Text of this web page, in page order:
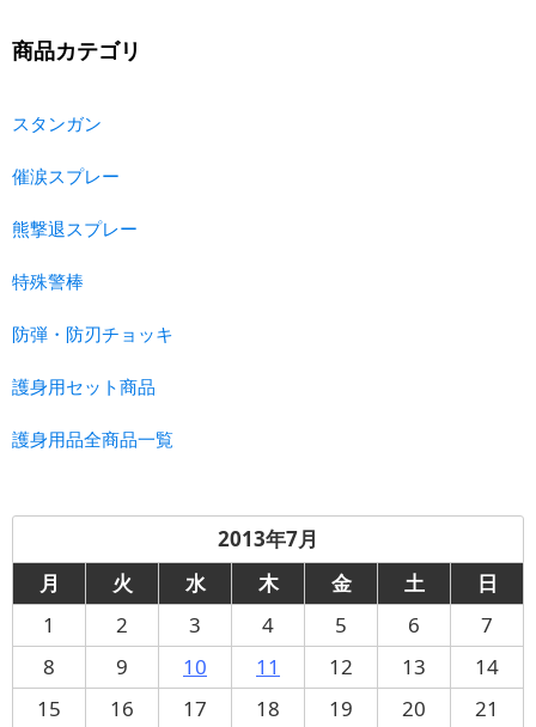
商品カテゴリ
スタンガン
催涙スプレー
熊撃退スプレー
特殊警棒
防弾・防刃チョッキ
護身用セット商品
護身用品全商品一覧
2013年7月
月
火 水 木 金 土
日
1
2 3 4 5 6
7
8
9 10 11 12 13
14
15
16 17 18 19 20
21